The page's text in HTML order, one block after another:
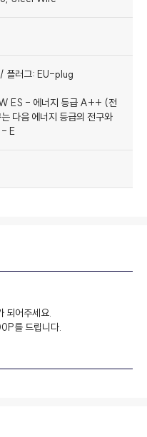
플러그: EU-plug
ES - 에너지 등급 A++ (전
다음 에너지 등급의 전구와
- E
되어주세요.
를 드립니다.